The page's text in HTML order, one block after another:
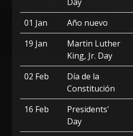
01 Jan
Año nuevo
19 Jan
Martin Luther
King, Jr. Day
02 Feb
Día de la
Constitución
16 Feb
Presidents'
Day